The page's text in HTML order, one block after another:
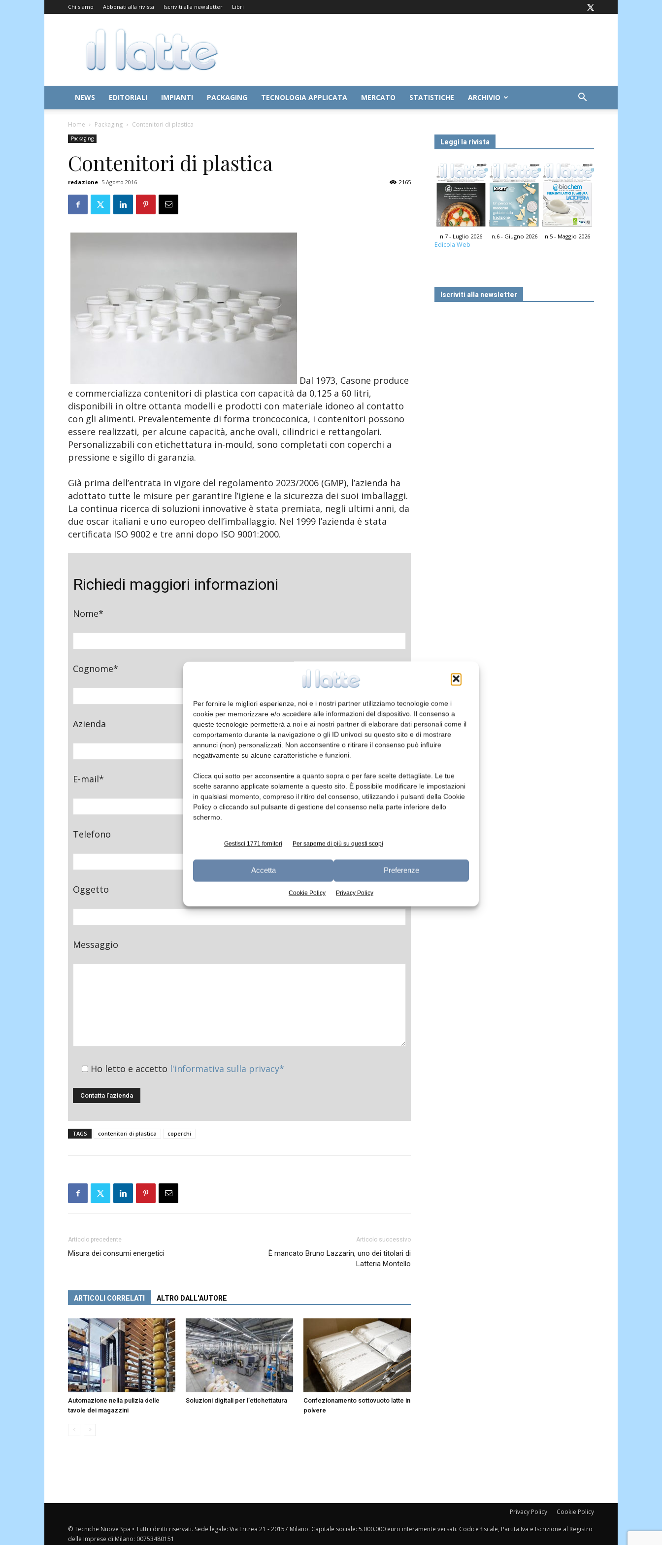
Per fornire le migliori esperienze, noi e i nostri partner utilizziamo tecnologie come i
cookie per memorizzare e/o accedere alle informazioni del dispositivo. Il consenso a
queste tecnologie permetterà a noi e ai nostri partner di elaborare dati personali come il
comportamento durante la navigazione o gli ID univoci su questo sito e di mostrare
annunci (non) personalizzati. Non acconsentire o ritirare il consenso può influire
negativamente su alcune caratteristiche e funzioni.
Clicca qui sotto per acconsentire a quanto sopra o per fare scelte dettagliate. Le tue
scelte saranno applicate solamente a questo sito. È possibile modificare le impostazioni
in qualsiasi momento, compreso il ritiro del consenso, utilizzando i pulsanti della Cookie
Policy o cliccando sul pulsante di gestione del consenso nella parte inferiore dello
schermo.
Gestisci 1771 fornitori Per saperne di più su questi scopi
Accetta Preferenze
Cookie Policy Privacy Policy
Chi siamo Abbonati alla rivista Iscriviti alla newsletter Libri
Il
Latte
NEWS EDITORIALI IMPIANTI PACKAGING TECNOLOGIA APPLICATA MERCATO STATISTICHE ARCHIVIO
Home Packaging Contenitori di plastica
Packaging
Contenitori di plastica
redazione 5 Agosto 2016 2165
Dal 1973, Casone produce
e commercializza contenitori di plastica con capacità da 0,125 a 60 litri,
disponibili in oltre ottanta modelli e prodotti con materiale idoneo al contatto
con gli alimenti. Prevalentemente di forma troncoconica, i contenitori possono
essere realizzati, per alcune capacità, anche ovali, cilindrici e rettangolari.
Personalizzabili con etichettatura in-mould, sono completati con coperchi a
pressione e sigillo di garanzia.
Già prima dell’entrata in vigore del regolamento 2023/2006 (GMP), l’azienda ha
adottato tutte le misure per garantire l’igiene e la sicurezza dei suoi imballaggi.
La continua ricerca di soluzioni innovative è stata premiata, negli ultimi anni, da
due oscar italiani e uno europeo dell’imballaggio. Nel 1999 l’azienda è stata
certificata ISO 9002 e tre anni dopo ISO 9001:2000.
Richiedi maggiori informazioni
Nome*
Cognome*
Azienda
E-mail*
Telefono
Oggetto
Messaggio
Ho letto e accetto l'informativa sulla privacy*
TAGS contenitori di plastica coperchi
Articolo precedente
Misura dei consumi energetici
Articolo successivo
È mancato Bruno Lazzarin, uno dei titolari di
Latteria Montello
ARTICOLI CORRELATI ALTRO DALL'AUTORE
Automazione nella pulizia delle
tavole dei magazzini
Soluzioni digitali per l’etichettatura
Confezionamento sottovuoto latte in
polvere
Leggi la rivista
n.7 - Luglio 2026 n.6 - Giugno 2026 n.5 - Maggio 2026
Edicola Web
Iscriviti alla newsletter
Privacy Policy Cookie Policy
© Tecniche Nuove Spa • Tutti i diritti riservati. Sede legale: Via Eritrea 21 - 20157 Milano. Capitale sociale: 5.000.000 euro interamente versati. Codice fiscale, Partita Iva e Iscrizione al Registro
delle Imprese di Milano: 00753480151